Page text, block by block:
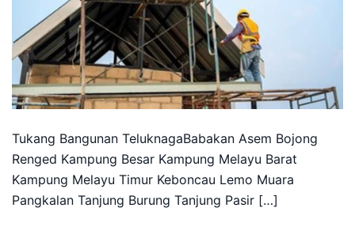
Tukang Bangunan TeluknagaBabakan Asem Bojong
Renged Kampung Besar Kampung Melayu Barat
Kampung Melayu Timur Keboncau Lemo Muara
Pangkalan Tanjung Burung Tanjung Pasir […]